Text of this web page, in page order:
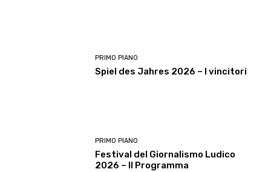
PRIMO PIANO
Spiel des Jahres 2026 – I vincitori
PRIMO PIANO
Festival del Giornalismo Ludico
2026 – Il Programma